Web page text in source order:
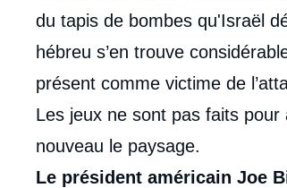
du tapis de bombes qu'Israël
hébreu s’en trouve
présent comme victime de
Les jeux ne sont pas faits
nouveau le paysage.
Le président américain Joe